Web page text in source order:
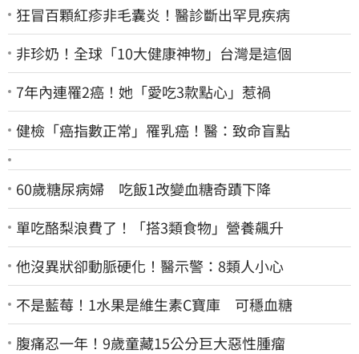
狂冒百顆紅疹非毛囊炎！醫診斷出罕見疾病
非珍奶！全球「10大健康神物」台灣是這個
7年內連罹2癌！她「愛吃3款點心」惹禍
健檢「癌指數正常」罹乳癌！醫：致命盲點
60歲糖尿病婦 吃飯1改變血糖奇蹟下降
單吃酪梨浪費了！「搭3類食物」營養飆升
他沒異狀卻動脈硬化！醫示警：8類人小心
不是藍莓！1水果是維生素C寶庫 可穩血糖
腹痛忍一年！9歲童藏15公分巨大惡性腫瘤